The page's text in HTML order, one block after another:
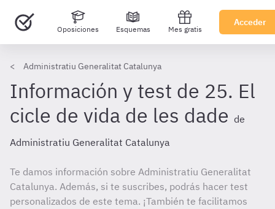
Oposiciones Esquemas Mes gratis
Acceder
Administratiu Generalitat Catalunya
Información y test de 25. El
cicle de vida de les dade de
Administratiu Generalitat Catalunya
Te damos información sobre Administratiu Generalitat
Catalunya. Además, si te suscribes, podrás hacer test
personalizados de este tema. ¡También te facilitamos